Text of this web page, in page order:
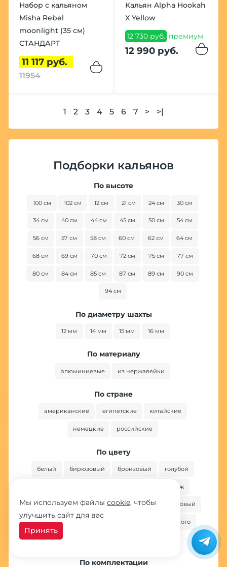
Мы используем файлы cookie, чтобы
улучшить сайт для вас
Принять
Набор с кальяном
Misha Rebel
moonlight (35 см)
СТАНДАРТ
11 117 руб.
11954
Кальян Alpha Hookah
X Yellow
12 730 руб. премиум
12 990 руб.
1 2 3 4 5 6 7 > >|
Подборки кальянов
По высоте
100 см 102 см 12 см 21 см 24 см 30 см
34 см 40 см 44 см 45 см 50 см 54 см
56 см 57 см 58 см 60 см 62 см 64 см
68 см 69 см 70 см 72 см 75 см 77 см
80 см 84 см 85 см 87 см 89 см 90 см
94 см
По диаметру шахты
12 мм 14 мм 15 мм 16 мм
По материалу
алюминиевые из нержавейки
По стране
американские египетские китайские
немецкие российские
По цвету
белый бирюзовый бронзовый голубой
камуфляж
коричневый красный оранжевый розовый
серебристый черное золото
По комплектации